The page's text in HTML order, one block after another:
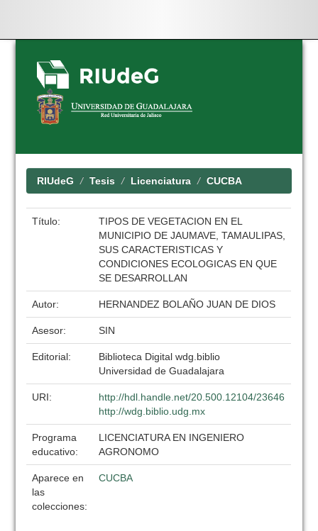
Skip
navigation
RIUdeG Tesis Licenciatura CUCBA
Título:
TIPOS DE VEGETACION EN EL
MUNICIPIO DE JAUMAVE, TAMAULIPAS,
SUS CARACTERISTICAS Y
CONDICIONES ECOLOGICAS EN QUE
SE DESARROLLAN
Autor: HERNANDEZ BOLAÑO JUAN DE DIOS
Asesor: SIN
Editorial:
Biblioteca Digital wdg.biblio
Universidad de Guadalajara
URI:
http://hdl.handle.net/20.500.12104/23646
http://wdg.biblio.udg.mx
Programa
educativo:
LICENCIATURA EN INGENIERO
AGRONOMO
Aparece en
las
colecciones:
CUCBA